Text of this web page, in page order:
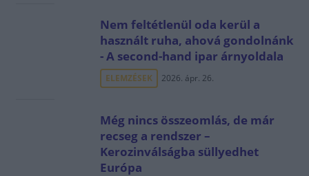
Nem feltétlenül oda kerül a
használt ruha, ahová gondolnánk
- A second-hand ipar árnyoldala
ELEMZÉSEK 2026. ápr. 26.
Még nincs összeomlás, de már
recseg a rendszer –
Kerozinválságba süllyedhet
Európa